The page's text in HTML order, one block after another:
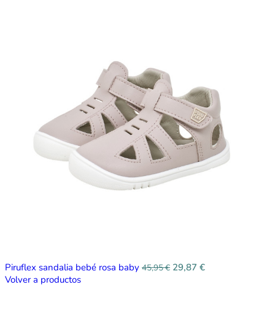
Piruflex sandalia bebé rosa baby 45,95€ 29,87 €
Volver a productos